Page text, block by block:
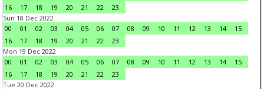
16
17 18 19 20 21 22
23
Sun 18 Dec 2022
00
01 02 03 04 05 06 07 08 09 10 11 12 13 14
15
16
17 18 19 20 21 22
23
Mon 19 Dec 2022
00
01 02 03 04 05 06 07 08 09 10 11 12 13 14
15
16
17 18 19 20 21 22
23
Tue 20 Dec 2022